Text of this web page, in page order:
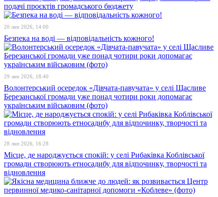
подачі проєктів громадського бюджету
20 лип 2026, 14:00
Безпека на воді — відповідальність кожного!
29 лип 2026, 18:40
Волонтерський осередок «Дівчата-павучата» у селі Щасливе
Березанської громади уже понад чотири роки допомагає
українським військовим (фото)
28 лип 2026, 16:28
Місце, де народжується спокій: у селі Рибаківка Коблівської
громади створюють етносадибу для відпочинку, творчості та
відновлення